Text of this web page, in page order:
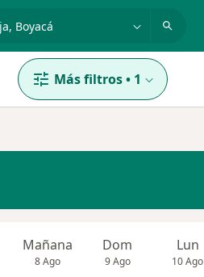
Bogotá
Más filtros• 1
Mañana
8 Ago
Dom
9 Ago
Lun
10 Ago